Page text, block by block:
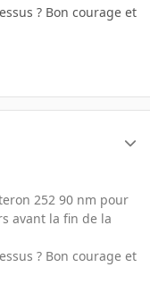
? Bon courage et
252 90 nm pour
avant la fin de la
? Bon courage et